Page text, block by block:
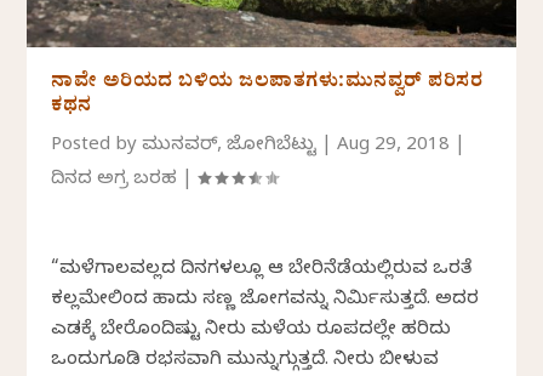
ನಾವೇ ಅರಿಯದ ಬಳಿಯ ಜಲಪಾತಗಳು:ಮುನವ್ವರ್ ಪರಿಸರ
ಕಥನ
Posted byಮುನವ್ವರ್, ಜೋಗಿಬೆಟ್ಟು |Aug 29, 2018
ದಿನದ ಅಗ್ರ ಬರಹ |
“ಮಳೆಗಾಲವಲ್ಲದ ದಿನಗಳಲ್ಲೂ ಆ ಬೇರಿನೆಡೆಯಲ್ಲಿರುವ ಒರತೆ
ಕಲ್ಲಮೇಲಿಂದ ಹಾದು ಸಣ್ಣ ಜೋಗವನ್ನು ನಿರ್ಮಿಸುತ್ತದೆ. ಅದರ
ಎಡಕ್ಕೆ ಬೇರೊಂದಿಷ್ಟು ನೀರು ಮಳೆಯ ರೂಪದಲ್ಲೇ ಹರಿದು
ಒಂದುಗೂಡಿ ರಭಸವಾಗಿ ಮುನ್ನುಗ್ಗುತ್ತದೆ. ನೀರು ಬೀಳುವ